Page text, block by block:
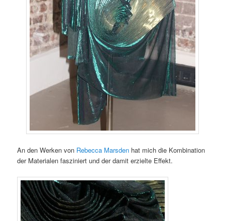
An den Werken von Rebecca Marsden hat mich die Kombination
der Materialen fasziniert und der damit erzielte Effekt.